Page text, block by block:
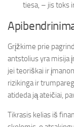
tiesa, – jis toks
Grįžkime prie
antstolius yra misija
jei teoriškai ir
rizikinga ir
atideda ją ateičiai,
Tikrasis kelias iš